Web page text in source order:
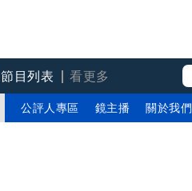
節目列表
看更多
公評人專區 鏡主播 關於我們